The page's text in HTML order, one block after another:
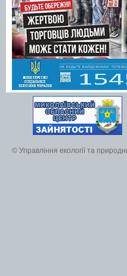
© Управління екології та